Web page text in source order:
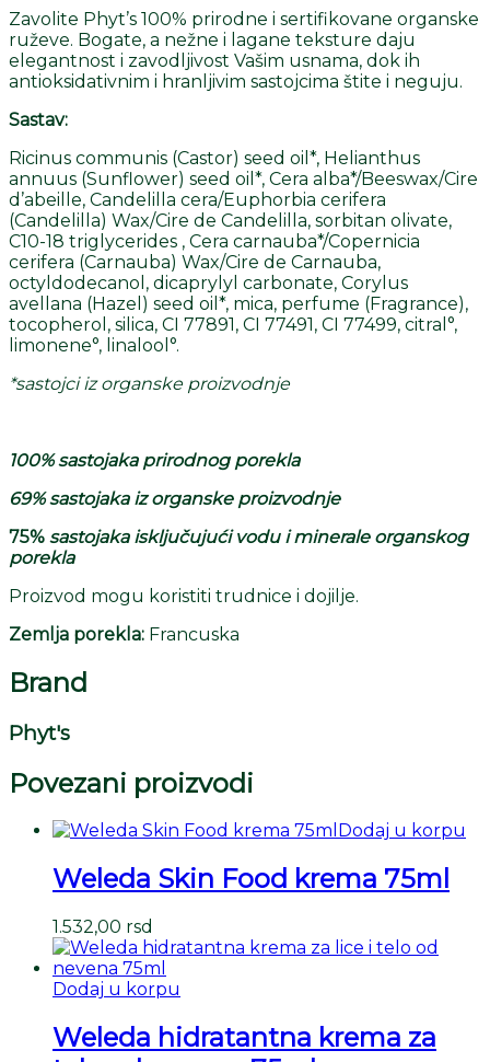
Zavolite Phyt’s 100% prirodne i sertifikovane organske
ruževe. Bogate, a nežne i lagane teksture daju
elegantnost i zavodljivost Vašim usnama, dok ih
antioksidativnim i hranljivim sastojcima štite i neguju.
Sastav:
Ricinus communis (Castor) seed oil*, Helianthus
annuus (Sunflower) seed oil*, Cera alba*/Beeswax/Cire
d’abeille, Candelilla cera/Euphorbia cerifera
(Candelilla) Wax/Cire de Candelilla, sorbitan olivate,
C10-18 triglycerides , Cera carnauba*/Copernicia
cerifera (Carnauba) Wax/Cire de Carnauba,
octyldodecanol, dicaprylyl carbonate, Corylus
avellana (Hazel) seed oil*, mica, perfume (Fragrance),
tocopherol, silica, CI 77891, CI 77491, CI 77499, citral°,
limonene°, linalool°.
*sastojci iz organske proizvodnje
100% sastojaka prirodnog porekla
69% sastojaka iz organske proizvodnje
75% sastojaka isključujući vodu i minerale organskog
porekla
Proizvod mogu koristiti trudnice i dojilje.
Zemlja porekla: Francuska
Brand
Phyt's
Povezani proizvodi
Dodaj u korpu
Weleda Skin Food krema 75ml
1.532,00 rsd
Dodaj u korpu
Weleda hidratantna krema za